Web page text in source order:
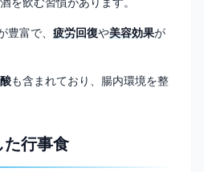
豊富で、 疲労回復や美容効果が
も含まれており、腸内環境を整
た行事食